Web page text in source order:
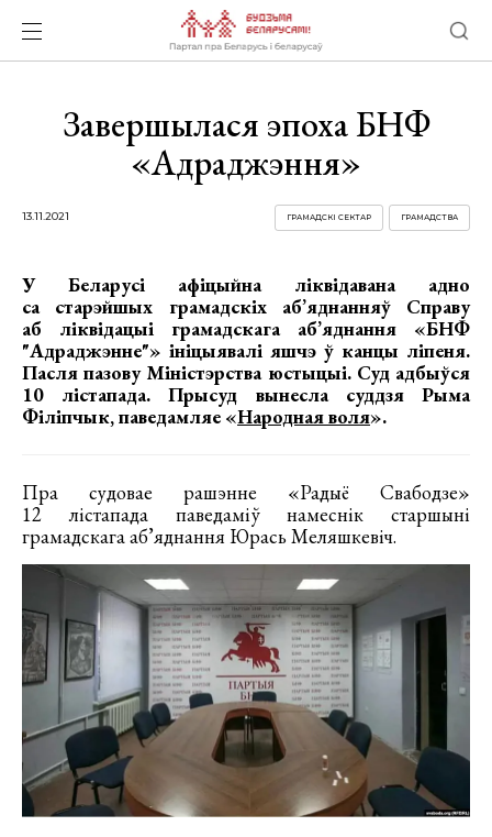
Завершылася эпоха БНФ
«Адраджэння»
13.11.2021 ГРАМАДСТВА
ГРАМАДСКІ СЕКТАР
У Беларусі афіцыйна ліквідавана адно
са старэйшых грамадскіх аб’яднанняў Справу
аб ліквідацыі грамадскага аб’яднання «БНФ
"Адраджэнне"» ініцыявалі яшчэ ў канцы ліпеня.
Пасля пазову Міністэрства юстыцыі. Суд адбыўся
10 лістапада. Прысуд вынесла суддзя Рыма
Філіпчык, паведамляе «Народная воля».
Пра судовае рашэнне «Радыё Свабодзе»
12 лістапада паведаміў намеснік старшыні
грамадскага аб’яднання Юрась Меляшкевіч.